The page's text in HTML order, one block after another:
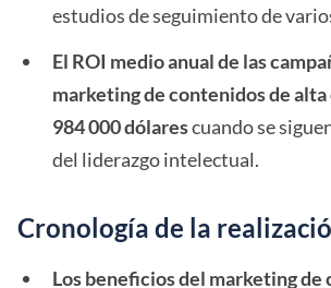
estudios de seguimiento de
El ROI medio anual de las
marketing de contenidos de alta
984 000 dólarescuando se
del liderazgo intelectual.
Cronología de la
Los beneficios del marketing de